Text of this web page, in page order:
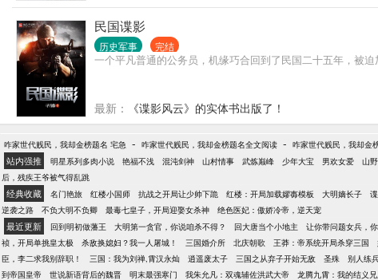
民国谍影
历史军事 完结
一个平凡普通的公务员，机缘巧合回到了民国二十五年，被
最新： 《谍影风云》的实体书出版了！
咋家世代贱民，我却金榜题名 宅急 - 咋家世代贱民，我却金榜题名全文阅读 - 咋家世代贱民，我却金
站内强推 明星系列多肉小说 艳福不浅 混沌剑神 山村情事 武炼巅峰 少年大宝 男欢女爱 山
后，残疾王爷被气得乱跳
经典收藏 名门艳旅 红楼小国师 抗战之开局让少帅下跪 红楼：开局加载嫪毐模板 大明嫡长子
逆袭之路
不负大明不负卿 最毒七皇子，开局迎娶女杀神 绝色医妃：傲娇冷帝，逆天宠
最近更新 回到明初做藩王 大明第一贪官，你说咱杀不得？ 回大唐当个小地主 让你带问题女兵，
祯，开局单挑皇太极
杀敌换媳妇？我一人屠城！ 三国婚介所 北庆朝歌 王莽：帝系统开局杀穿三国
臣，李二求我别辞职！
三国：我为刘禅,霄汉永灿 逍遥废太子 三国之从弃子开始无敌 圣殊 别人练
到帝国皇帝
世说新语背后的魏晋 明末最强寒门 我朱允凡：双魂辅佐洪武大帝 龙腾九霄：我的结义